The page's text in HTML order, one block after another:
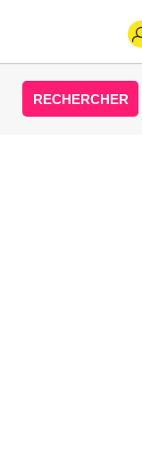
RECHERCHER